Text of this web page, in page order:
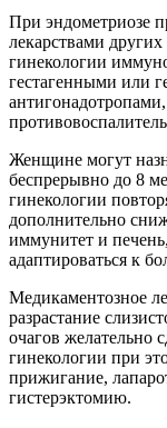
При эндометриозе
лекарствами
гинекологии
гестагенными или
Женщине могут
беспрерывно до 8
гинекологии
дополнительно
иммунитет и
адаптироваться к
Медикаментозное
разрастание
очагов желательно
гинекологии при
прижигание,
гистерэктомию.